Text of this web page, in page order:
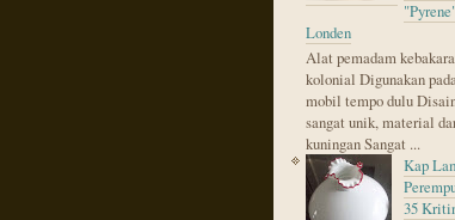
Londen
Alat pemadam
kolonial Digunakan
mobil tempo dulu
sangat unik, material
kuningan Sangat ...
Kap
35